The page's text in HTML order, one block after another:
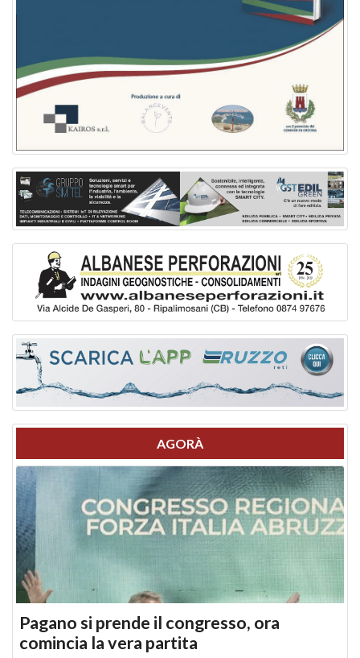
AGORÀ
Pagano si prende il congresso, ora
comincia la vera partita